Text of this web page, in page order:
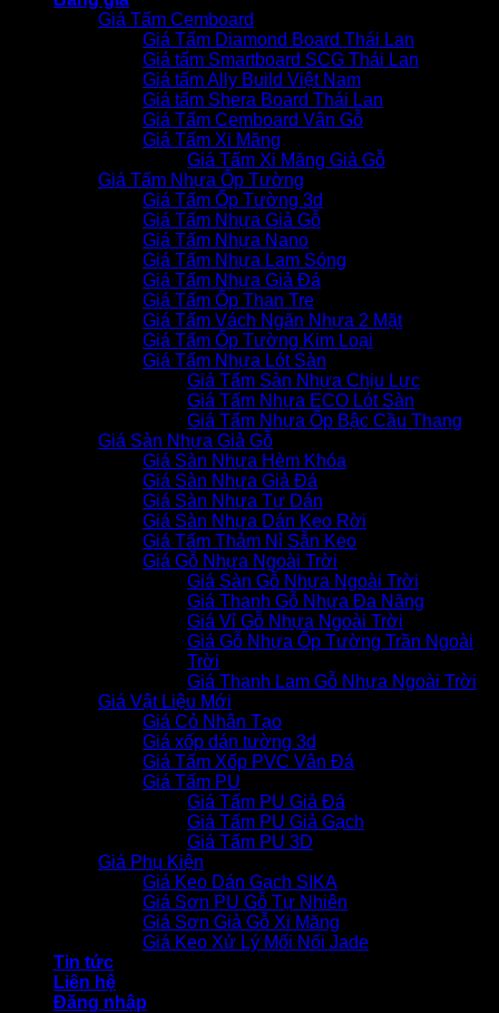
Giá Tấm Cemboard
Giá Tấm Diamond Board Thái Lan
Giá tấm Smartboard SCG Thái Lan
Giá tấm Ally Build Việt Nam
Giá tấm Shera Board Thái Lan
Giá Tấm Cemboard Vân Gỗ
Giá Tấm Xi Măng
Giá Tấm Xi Măng Giả Gỗ
Giá Tấm Nhựa Ốp Tường
Giá Tấm Ốp Tường 3d
Giá Tấm Nhựa Giả Gỗ
Giá Tấm Nhựa Nano
Giá Tấm Nhựa Lam Sóng
Giá Tấm Nhựa Giả Đá
Giá Tấm Ốp Than Tre
Giá Tấm Vách Ngăn Nhựa 2 Mặt
Giá Tấm Ốp Tường Kim Loại
Giá Tấm Nhựa Lót Sàn
Giá Tấm Sàn Nhựa Chịu Lực
Giá Tấm Nhựa ECO Lót Sàn
Giá Tấm Nhựa Ốp Bậc Cầu Thang
Giá Sàn Nhựa Giả Gỗ
Giá Sàn Nhựa Hèm Khóa
Giá Sàn Nhựa Giả Đá
Giá Sàn Nhựa Tự Dán
Giá Sàn Nhựa Dán Keo Rời
Giá Tấm Thảm Nỉ Sẵn Keo
Giá Gỗ Nhựa Ngoài Trời
Giá Sàn Gỗ Nhựa Ngoài Trời
Giá Thanh Gỗ Nhựa Đa Năng
Giá Vỉ Gỗ Nhựa Ngoài Trời
Giá Gỗ Nhựa Ốp Tường Trần Ngoài
Trời
Giá Thanh Lam Gỗ Nhựa Ngoài Trời
Giá Vật Liệu Mới
Giá Cỏ Nhân Tạo
Giá xốp dán tường 3d
Giá Tấm Xốp PVC Vân Đá
Giá Tấm PU
Giá Tấm PU Giả Đá
Giá Tấm PU Giả Gạch
Giá Tấm PU 3D
Giá Phụ Kiện
Giá Keo Dán Gạch SIKA
Giá Sơn PU Gỗ Tự Nhiên
Giá Sơn Giả Gỗ Xi Măng
Giá Keo Xử Lý Mối Nối Jade
Tin tức
Liên hệ
Đăng nhập